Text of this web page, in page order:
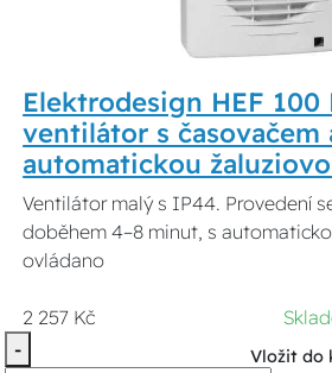
Elektrodesign HEF 100
ventilátor s časovačem
automatickou
Ventilátor malý s IP44. Provedení
doběhem 4–8 minut, s
ovládano
2 257 Kč
-
Vložit do